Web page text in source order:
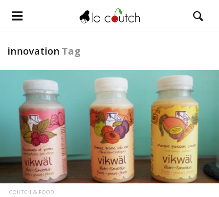
innovation Tag
LIRE LA SUITE
COUTCH & FOOD